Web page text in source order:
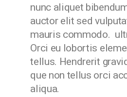
nunc aliquet
auctor elit sed
mauris commodo.
Orci eu lobortis
tellus. Hendrerit
que non tellus orci
aliqua.